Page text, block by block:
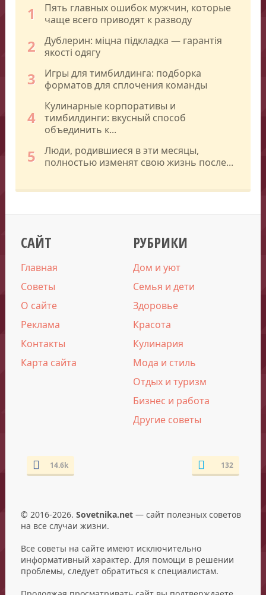
1
Пять главных ошибок мужчин, которые
чаще всего приводят к разводу
2
Дублерин: міцна підкладка — гарантія
якості одягу
3
Игры для тимбилдинга: подборка
форматов для сплочения команды
4
Кулинарные корпоративы и
тимбилдинги: вкусный способ
объединить к...
5
Люди, родившиеся в эти месяцы,
полностью изменят свою жизнь после...
САЙТ
Главная
Советы
О сайте
Реклама
Контакты
Карта сайта
РУБРИКИ
Дом и уют
Семья и дети
Здоровье
Красота
Кулинария
Мода и стиль
Отдых и туризм
Бизнес и работа
Другие советы
14.6k 132
© 2016-2026. Sovetnika.net— сайт полезных советов
на все случаи жизни.
Все советы на сайте имеют исключительно
информативный характер. Для помощи в решении
проблемы, следует обратиться к специалистам.